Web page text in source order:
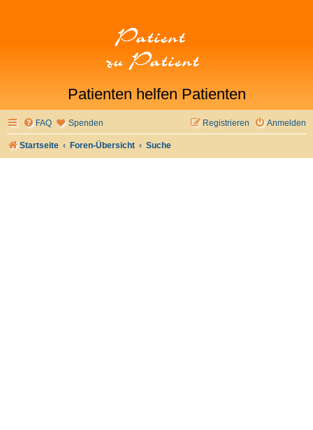
Patienten helfen Patienten
FAQ Spenden Anmelden
Registrieren
Startseite Foren-Übersicht Suche